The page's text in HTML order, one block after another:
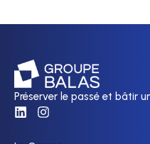
Préserver le passé et bâtir